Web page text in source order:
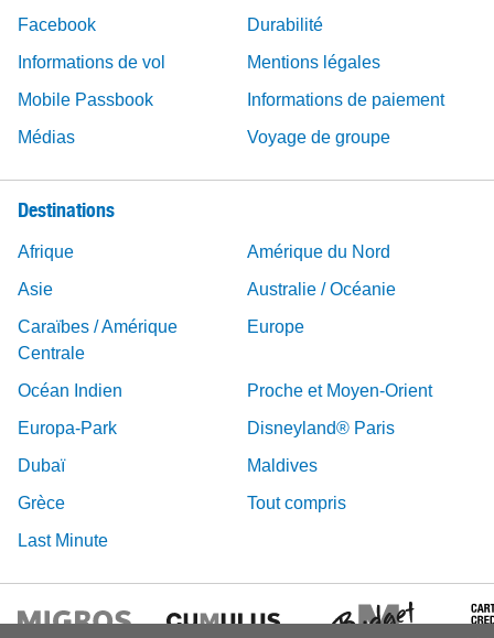
Facebook
Durabilité
Informations de vol
Mentions légales
Mobile Passbook
Informations de paiement
Médias
Voyage de groupe
Destinations
Afrique
Amérique du Nord
Asie
Australie / Océanie
Caraïbes / Amérique
Centrale
Europe
Océan Indien
Proche et Moyen-Orient
Europa-Park
Disneyland® Paris
Dubaï
Maldives
Grèce
Tout compris
Last Minute